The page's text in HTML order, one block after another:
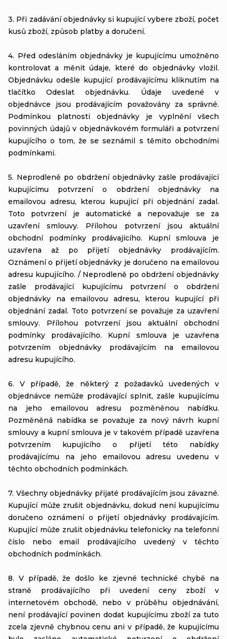
3. Při zadávání objednávky si kupující vybere zboží, počet
kusů zboží, způsob platby a doručení.
4. Před odesláním objednávky je kupujícímu umožněno
kontrolovat a měnit údaje, které do objednávky vložil.
Objednávku odešle kupující prodávajícímu kliknutím na
tlačítko Odeslat objednávku. Údaje uvedené v
objednávce jsou prodávajícím považovány za správné.
Podmínkou platnosti objednávky je vyplnění všech
povinných údajů v objednávkovém formuláři a potvrzení
kupujícího o tom, že se seznámil s těmito obchodními
podmínkami.
5. Neprodleně po obdržení objednávky zašle prodávající
kupujícímu potvrzení o obdržení objednávky na
emailovou adresu, kterou kupující při objednání zadal.
Toto potvrzení je automatické a nepovažuje se za
uzavření smlouvy. Přílohou potvrzení jsou aktuální
obchodní podmínky prodávajícího. Kupní smlouva je
uzavřena až po přijetí objednávky prodávajícím.
Oznámení o přijetí objednávky je doručeno na emailovou
adresu kupujícího. / Neprodleně po obdržení objednávky
zašle prodávající kupujícímu potvrzení o obdržení
objednávky na emailovou adresu, kterou kupující při
objednání zadal. Toto potvrzení se považuje za uzavření
smlouvy. Přílohou potvrzení jsou aktuální obchodní
podmínky prodávajícího. Kupní smlouva je uzavřena
potvrzením objednávky prodávajícím na emailovou
adresu kupujícího.
6. V případě, že některý z požadavků uvedených v
objednávce nemůže prodávající splnit, zašle kupujícímu
na jeho emailovou adresu pozměněnou nabídku.
Pozměněná nabídka se považuje za nový návrh kupní
smlouvy a kupní smlouva je v takovém případě uzavřena
potvrzením kupujícího o přijetí této nabídky
prodávajícímu na jeho emailovou adresu uvedenu v
těchto obchodních podmínkách.
7. Všechny objednávky přijaté prodávajícím jsou závazné.
Kupující může zrušit objednávku, dokud není kupujícímu
doručeno oznámení o přijetí objednávky prodávajícím.
Kupující může zrušit objednávku telefonicky na telefonní
číslo nebo email prodávajícího uvedený v těchto
obchodních podmínkách.
8. V případě, že došlo ke zjevné technické chybě na
straně prodávajícího při uvedení ceny zboží v
internetovém obchodě, nebo v průběhu objednávání,
není prodávající povinen dodat kupujícímu zboží za tuto
zcela zjevně chybnou cenu ani v případě, že kupujícímu